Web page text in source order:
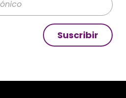
Suscribir